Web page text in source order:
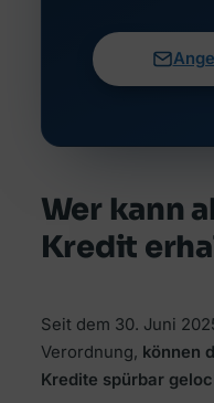
Wer kann
Kredit
Seit dem 30. Juni
Verordnung, können
Kredite spürbar